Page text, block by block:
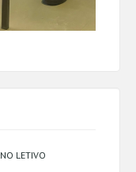
LETIVO